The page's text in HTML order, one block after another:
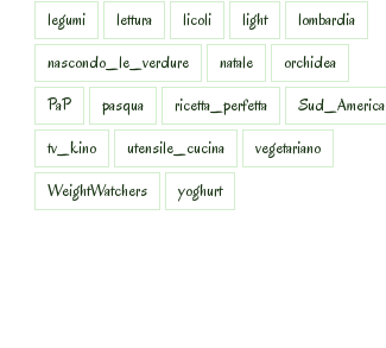
legumi
lettura licoli light
lombardia
nascondo_le_verdure
natale
orchidea
PaP
pasqua ricetta_perfetta
Sud_America
tv_kino
utensile_cucina
vegetariano
WeightWatchers
yoghurt